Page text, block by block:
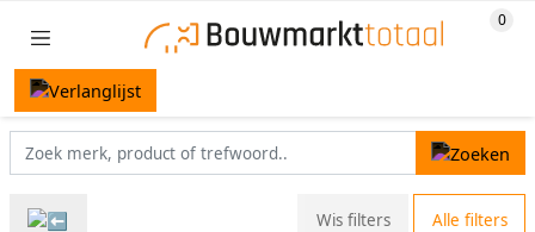
Wis filters Alle filters